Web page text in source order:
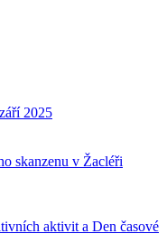
2025
skanzenu v Žacléři
aktivit a Den časové